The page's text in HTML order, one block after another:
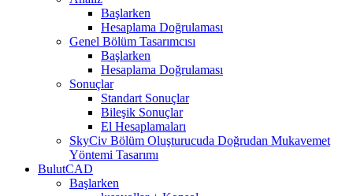
Başlarken
Hesaplama Doğrulaması
Genel Bölüm Tasarımcısı
Başlarken
Hesaplama Doğrulaması
Sonuçlar
Standart Sonuçlar
Bileşik Sonuçlar
El Hesaplamaları
SkyCiv Bölüm Oluşturucuda Doğrudan Mukavemet
Yöntemi Tasarımı
BulutCAD
Başlarken